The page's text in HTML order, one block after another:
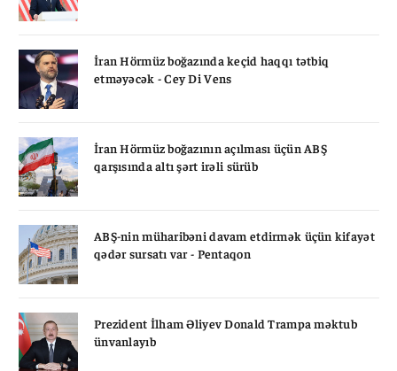
İran Hörmüz boğazında keçid haqqı tətbiq
etməyəcək - Cey Di Vens
İran Hörmüz boğazının açılması üçün ABŞ
qarşısında altı şərt irəli sürüb
ABŞ-nin müharibəni davam etdirmək üçün kifayət
qədər sursatı var - Pentaqon
Prezident İlham Əliyev Donald Trampa məktub
ünvanlayıb